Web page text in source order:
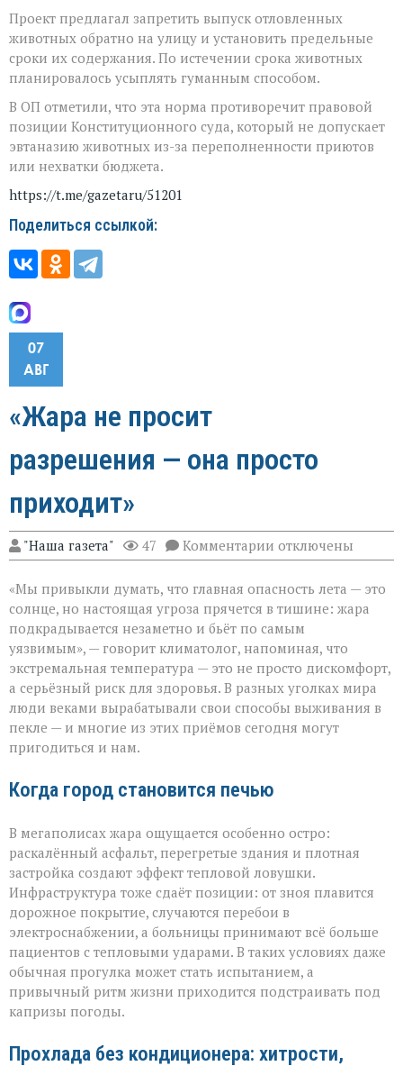
Проект предлагал запретить выпуск отловленных
животных обратно на улицу и установить предельные
сроки их содержания. По истечении срока животных
планировалось усыплять гуманным способом.
В ОП отметили, что эта норма противоречит правовой
позиции Конституционного суда, который не допускает
эвтаназию животных из-за переполненности приютов
или нехватки бюджета.
https://t.me/gazetaru/51201
Поделиться ссылкой:
07
АВГ
«Жара не просит
разрешения — она просто
приходит»
"Наша газета" 47 Комментарии к
записи
не
просит
разрешения — она
просто
приходит»
отключены
«Мы привыкли думать, что главная опасность лета — это
солнце, но настоящая угроза прячется в тишине: жара
подкрадывается незаметно и бьёт по самым
уязвимым», — говорит климатолог, напоминая, что
экстремальная температура — это не просто дискомфорт,
а серьёзный риск для здоровья. В разных уголках мира
люди веками вырабатывали свои способы выживания в
пекле — и многие из этих приёмов сегодня могут
пригодиться и нам.
Когда город становится печью
В мегаполисах жара ощущается особенно остро:
раскалённый асфальт, перегретые здания и плотная
застройка создают эффект тепловой ловушки.
Инфраструктура тоже сдаёт позиции: от зноя плавится
дорожное покрытие, случаются перебои в
электроснабжении, а больницы принимают всё больше
пациентов с тепловыми ударами. В таких условиях даже
обычная прогулка может стать испытанием, а
привычный ритм жизни приходится подстраивать под
капризы погоды.
Прохлада без кондиционера: хитрости,